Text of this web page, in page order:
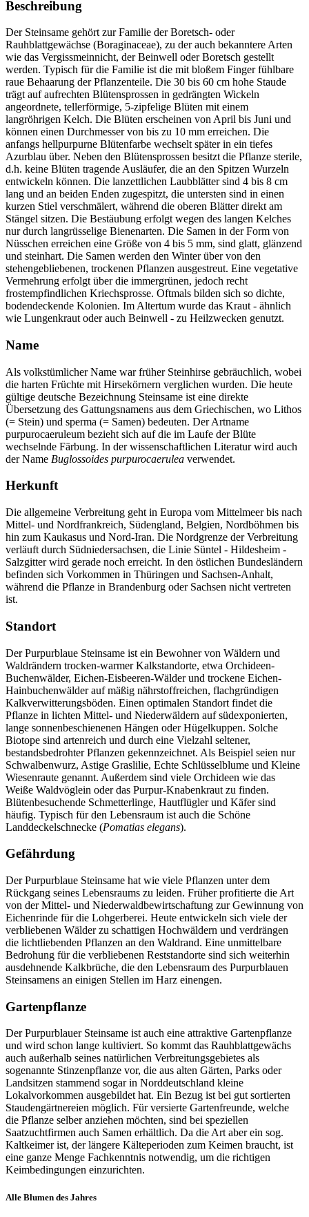
Beschreibung
Der Steinsame gehört zur Familie der Boretsch- oder
Rauhblattgewächse (Boraginaceae), zu der auch bekanntere Arten
wie das Vergissmeinnicht, der Beinwell oder Boretsch gestellt
werden. Typisch für die Familie ist die mit bloßem Finger fühlbare
raue Behaarung der Pflanzenteile. Die 30 bis 60 cm hohe Staude
trägt auf aufrechten Blütensprossen in gedrängten Wickeln
angeordnete, tellerförmige, 5-zipfelige Blüten mit einem
langröhrigen Kelch. Die Blüten erscheinen von April bis Juni und
können einen Durchmesser von bis zu 10 mm erreichen. Die
anfangs hellpurpurne Blütenfarbe wechselt später in ein tiefes
Azurblau über. Neben den Blütensprossen besitzt die Pflanze sterile,
d.h. keine Blüten tragende Ausläufer, die an den Spitzen Wurzeln
entwickeln können. Die lanzettlichen Laubblätter sind 4 bis 8 cm
lang und an beiden Enden zugespitzt, die untersten sind in einen
kurzen Stiel verschmälert, während die oberen Blätter direkt am
Stängel sitzen. Die Bestäubung erfolgt wegen des langen Kelches
nur durch langrüsselige Bienenarten. Die Samen in der Form von
Nüsschen erreichen eine Größe von 4 bis 5 mm, sind glatt, glänzend
und steinhart. Die Samen werden den Winter über von den
stehengebliebenen, trockenen Pflanzen ausgestreut. Eine vegetative
Vermehrung erfolgt über die immergrünen, jedoch recht
frostempfindlichen Kriechsprosse. Oftmals bilden sich so dichte,
bodendeckende Kolonien. Im Altertum wurde das Kraut - ähnlich
wie Lungenkraut oder auch Beinwell - zu Heilzwecken genutzt.
Name
Als volkstümlicher Name war früher Steinhirse gebräuchlich, wobei
die harten Früchte mit Hirsekörnern verglichen wurden. Die heute
gültige deutsche Bezeichnung Steinsame ist eine direkte
Übersetzung des Gattungsnamens aus dem Griechischen, wo Lithos
(= Stein) und sperma (= Samen) bedeuten. Der Artname
purpurocaeruleum bezieht sich auf die im Laufe der Blüte
wechselnde Färbung. In der wissenschaftlichen Literatur wird auch
der Name Buglossoides purpurocaerulea verwendet.
Herkunft
Die allgemeine Verbreitung geht in Europa vom Mittelmeer bis nach
Mittel- und Nordfrankreich, Südengland, Belgien, Nordböhmen bis
hin zum Kaukasus und Nord-Iran. Die Nordgrenze der Verbreitung
verläuft durch Südniedersachsen, die Linie Süntel - Hildesheim -
Salzgitter wird gerade noch erreicht. In den östlichen Bundesländern
befinden sich Vorkommen in Thüringen und Sachsen-Anhalt,
während die Pflanze in Brandenburg oder Sachsen nicht vertreten
ist.
Standort
Der Purpurblaue Steinsame ist ein Bewohner von Wäldern und
Waldrändern trocken-warmer Kalkstandorte, etwa Orchideen-
Buchenwälder, Eichen-Eisbeeren-Wälder und trockene Eichen-
Hainbuchenwälder auf mäßig nährstoffreichen, flachgründigen
Kalkverwitterungsböden. Einen optimalen Standort findet die
Pflanze in lichten Mittel- und Niederwäldern auf südexponierten,
lange sonnenbeschienenen Hängen oder Hügelkuppen. Solche
Biotope sind artenreich und durch eine Vielzahl seltener,
bestandsbedrohter Pflanzen gekennzeichnet. Als Beispiel seien nur
Schwalbenwurz, Astige Graslilie, Echte Schlüsselblume und Kleine
Wiesenraute genannt. Außerdem sind viele Orchideen wie das
Weiße Waldvöglein oder das Purpur-Knabenkraut zu finden.
Blütenbesuchende Schmetterlinge, Hautflügler und Käfer sind
häufig. Typisch für den Lebensraum ist auch die Schöne
Landdeckelschnecke (Pomatias elegans).
Gefährdung
Der Purpurblaue Steinsame hat wie viele Pflanzen unter dem
Rückgang seines Lebensraums zu leiden. Früher profitierte die Art
von der Mittel- und Niederwaldbewirtschaftung zur Gewinnung von
Eichenrinde für die Lohgerberei. Heute entwickeln sich viele der
verbliebenen Wälder zu schattigen Hochwäldern und verdrängen
die lichtliebenden Pflanzen an den Waldrand. Eine unmittelbare
Bedrohung für die verbliebenen Reststandorte sind sich weiterhin
ausdehnende Kalkbrüche, die den Lebensraum des Purpurblauen
Steinsamens an einigen Stellen im Harz einengen.
Gartenpflanze
Der Purpurblauer Steinsame ist auch eine attraktive Gartenpflanze
und wird schon lange kultiviert. So kommt das Rauhblattgewächs
auch außerhalb seines natürlichen Verbreitungsgebietes als
sogenannte Stinzenpflanze vor, die aus alten Gärten, Parks oder
Landsitzen stammend sogar in Norddeutschland kleine
Lokalvorkommen ausgebildet hat. Ein Bezug ist bei gut sortierten
Staudengärtnereien möglich. Für versierte Gartenfreunde, welche
die Pflanze selber anziehen möchten, sind bei speziellen
Saatzuchtfirmen auch Samen erhältlich. Da die Art aber ein sog.
Kaltkeimer ist, der längere Kälteperioden zum Keimen braucht, ist
eine ganze Menge Fachkenntnis notwendig, um die richtigen
Keimbedingungen einzurichten.
Alle Blumen des Jahres